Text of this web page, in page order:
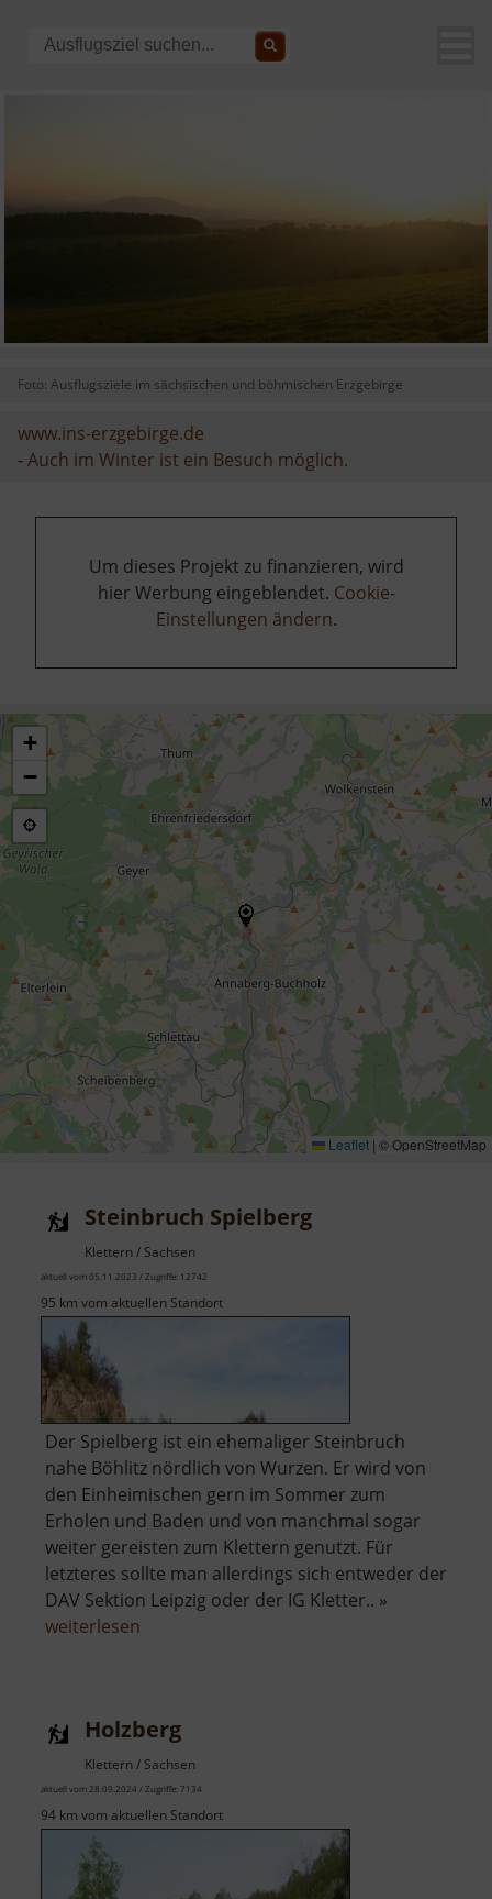
Foto: Ausflugsziele im sächsischen und böhmischen Erzgebirge
www.ins-erzgebirge.de
-Auch im Winter ist ein Besuch möglich.
Um dieses Projekt zu finanzieren, wird
hier Werbung eingeblendet. Cookie-
Einstellungen ändern.
+
−
Leaflet | © OpenStreetMap
Steinbruch Spielberg
Klettern / Sachsen
aktuell vom 05.11.2023 / Zugriffe: 12742
95 km vom aktuellen Standort
Der Spielberg ist ein ehemaliger Steinbruch
nahe Böhlitz nördlich von Wurzen. Er wird von
den Einheimischen gern im Sommer zum
Erholen und Baden und von manchmal sogar
weiter gereisten zum Klettern genutzt. Für
letzteres sollte man allerdings sich entweder der
DAV Sektion Leipzig oder der IG Kletter.. »
weiterlesen
Holzberg
Klettern / Sachsen
aktuell vom 28.09.2024 / Zugriffe: 7134
94 km vom aktuellen Standort